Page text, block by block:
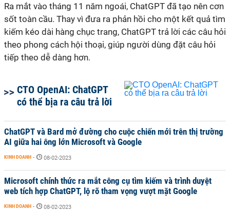
Ra mắt vào tháng 11 năm ngoái, ChatGPT đã tạo nên cơn
sốt toàn cầu. Thay vì đưa ra phản hồi cho một kết quả tìm
kiếm kéo dài hàng chục trang, ChatGPT trả lời các câu hỏi
theo phong cách hội thoại, giúp người dùng đặt câu hỏi
tiếp theo dễ dàng hơn.
CTO OpenAI: ChatGPT
có thể bịa ra câu trả lời
ChatGPT và Bard mở đường cho cuộc chiến mới trên thị trường
AI giữa hai ông lớn Microsoft và Google
KINH DOANH - 08-02-2023
Microsoft chính thức ra mắt công cụ tìm kiếm và trình duyệt
web tích hợp ChatGPT, lộ rõ tham vọng vượt mặt Google
KINH DOANH - 08-02-2023